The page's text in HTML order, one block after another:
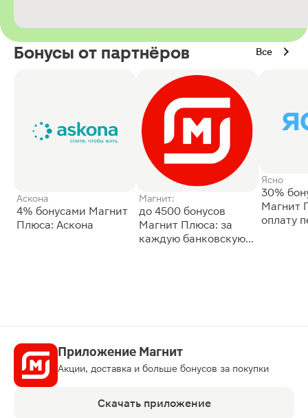
Бонусы от партнёров Все
Аскона
4% бонусами Магнит
Плюса: Аскона
Магнит:
до 4500 бонусов
Магнит Плюса: за
каждую банковскую
Ясно
30%
Магнит
оплату
Приложение Магнит
Акции, доставка и больше бонусов за покупки
Скачать приложение